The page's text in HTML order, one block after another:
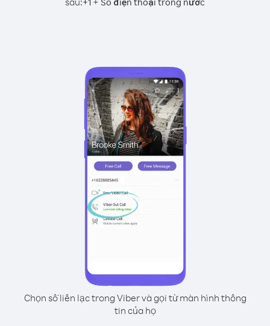
Chọn số liên lạc trong Viber và gọi từ màn hình thông
tin của họ